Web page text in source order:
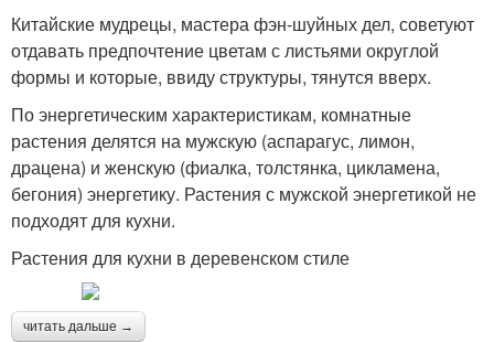
Китайские мудрецы, мастера фэн-шуйных дел, советуют
отдавать предпочтение цветам с листьями округлой
формы и которые, ввиду структуры, тянутся вверх.
По энергетическим характеристикам, комнатные
растения делятся на мужскую (аспарагус, лимон,
драцена) и женскую (фиалка, толстянка, цикламена,
бегония) энергетику. Растения с мужской энергетикой не
подходят для кухни.
Растения для кухни в деревенском стиле
читать дальше →